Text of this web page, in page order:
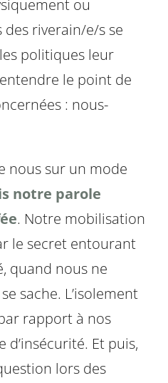
ou
riverain/e/s se
politiques leur
le point de
: nous-
nous sur un mode
notre parole
. Notre mobilisation
le secret entourant
quand nous ne
sache. L’isolement
rapport à nos
d’insécurité. Et puis,
lors des